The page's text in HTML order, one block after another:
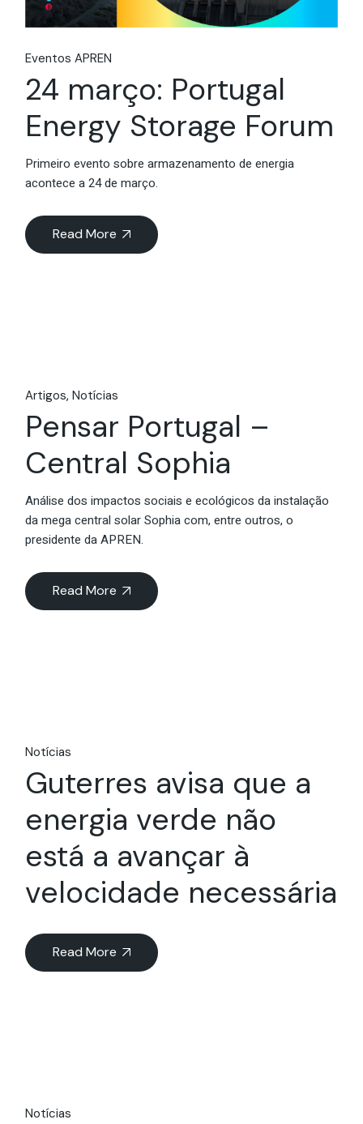
Eventos APREN
24 março: Portugal
Energy Storage Forum
Primeiro evento sobre armazenamento de energia
acontece a 24 de março.
Read More
Artigos Notícias
Pensar Portugal –
Central Sophia
Análise dos impactos sociais e ecológicos da instalação
da mega central solar Sophia com, entre outros, o
presidente da APREN.
Read More
Notícias
Guterres avisa que a
energia verde não
está a avançar à
velocidade necessária
Read More
Notícias